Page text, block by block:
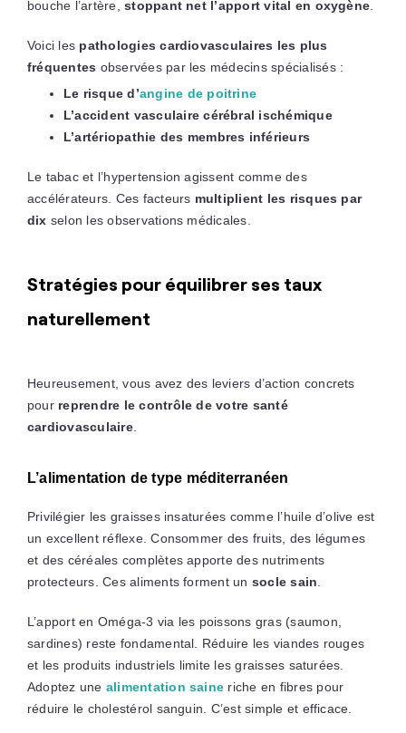
bouche l’artère,stoppant net l’apport vital en oxygène.
Voici les pathologies cardiovasculaires les plus
fréquentes observées par les médecins spécialisés :
Le risque d’angine de poitrine
L’accident vasculaire cérébral ischémique
L’artériopathie des membres inférieurs
Le tabac et l’hypertension agissent comme des
accélérateurs. Ces facteurs multiplient les risques par
dix selon les observations médicales.
Stratégies pour équilibrer ses taux
naturellement
Heureusement, vous avez des leviers d’action concrets
pour reprendre le contrôle de votre santé
cardiovasculaire.
L’alimentation de type méditerranéen
Privilégier les graisses insaturées comme l’huile d’olive est
un excellent réflexe. Consommer des fruits, des légumes
et des céréales complètes apporte des nutriments
protecteurs. Ces aliments forment un socle sain.
L’apport en Oméga-3 via les poissons gras (saumon,
sardines) reste fondamental. Réduire les viandes rouges
et les produits industriels limite les graisses saturées.
Adoptez une alimentation saine riche en fibres pour
réduire le cholestérol sanguin. C’est simple et efficace.